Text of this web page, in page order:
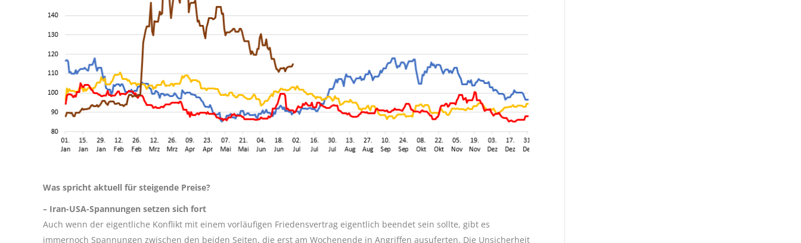
Was spricht aktuell für steigende Preise?
– Iran-USA-Spannungen setzen sich fort
Auch wenn der eigentliche Konflikt mit einem vorläufigen Friedensvertrag eigentlich beendet sein sollte, gibt es
immernoch Spannungen zwischen den beiden Seiten, die erst am Wochenende in Angriffen ausuferten. Die Unsicherheit